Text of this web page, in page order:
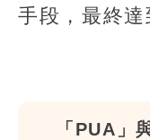
手段，最終達
「PUA」